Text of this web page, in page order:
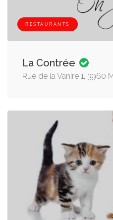
RESTAURANTS
La Contrée
Rue de la Vanire 1, 3960